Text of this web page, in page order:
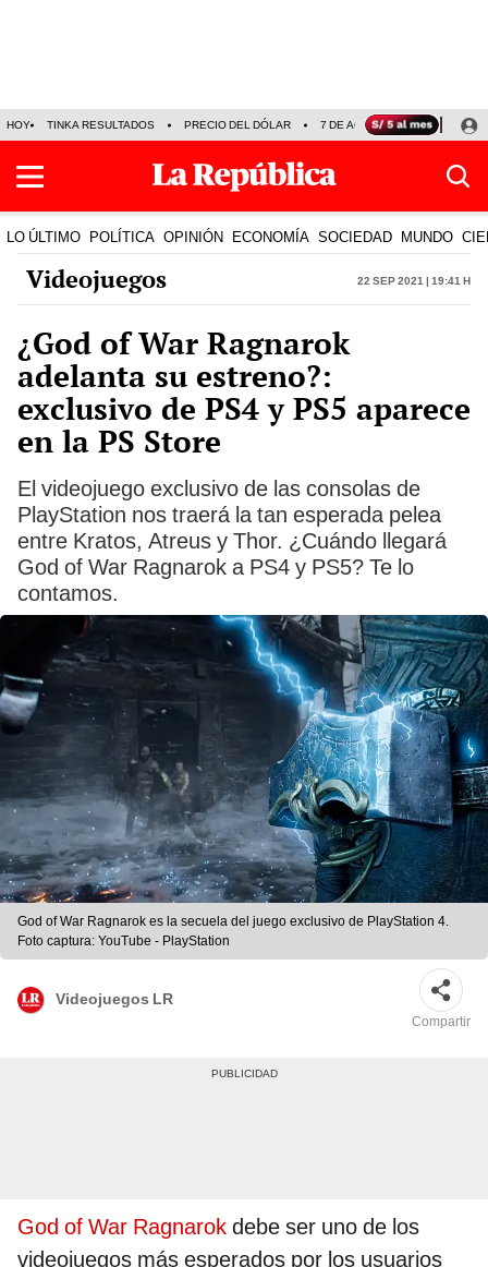
HOY TINKA RESULTADOS PRECIO DEL DÓLAR 7 DE AGOSTO OLLANTA
LO ÚLTIMO POLÍTICA OPINIÓN ECONOMÍA SOCIEDAD MUNDO
Videojuegos 22 Sep 2021 | 19:41 h
¿God of War Ragnarok
adelanta su estreno?:
exclusivo de PS4 y PS5 aparece
en la PS Store
El videojuego exclusivo de las consolas de
PlayStation nos traerá la tan esperada pelea
entre Kratos, Atreus y Thor. ¿Cuándo llegará
God of War Ragnarok a PS4 y PS5? Te lo
contamos.
God of War Ragnarok es la secuela del juego exclusivo de PlayStation 4.
Foto captura: YouTube - PlayStation
Videojuegos LR
Compartir
God of War Ragnarok debe ser uno de los
videojuegos más esperados por los usuarios